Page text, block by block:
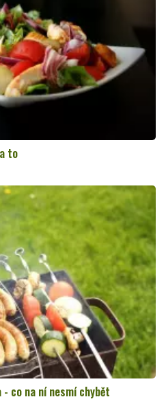
to
co na ní nesmí chybět